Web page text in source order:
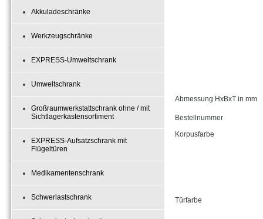
Akkuladeschränke
Werkzeugschränke
EXPRESS-Umweltschrank
Umweltschrank
Großraumwerkstattschrank ohne / mit
Sichtlagerkastensortiment
EXPRESS-Aufsatzschrank mit
Flügeltüren
Medikamentenschrank
Schwerlastschrank
Abmessung HxBxT in mm
Bestellnummer
Korpusfarbe
Türfarbe